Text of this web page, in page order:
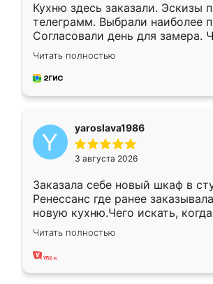
Кухню здесь заказали. Эскизы
телеграмм. Выбрали наиболее
Согласовали день для замера.
недели кухня была уже готова.
довольны работой. Спасибо
мебель за качественную работу!
Читать полностью
yaroslava1986
3 августа 2026
Заказала себе новый шкаф в
Ренессанс где ранее
новую кухню.Чего искать,
вполне довольна. Служит кухня
два года, нареканий нет.
Читать полностью